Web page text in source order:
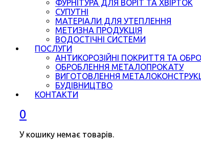
ФУРНІТУРА ДЛЯ ВОРІТ ТА ХВІРТОК
СУПУТНІ
МАТЕРІАЛИ ДЛЯ УТЕПЛЕННЯ
МЕТИЗНА ПРОДУКЦІЯ
ВОДОСТІЧНІ СИСТЕМИ
ПОСЛУГИ
АНТИКОРОЗІЙНІ ПОКРИТТЯ ТА
ОБРОБЛЕННЯ МЕТАЛОПРОКАТУ
ВИГОТОВЛЕННЯ
БУДІВНИЦТВО
КОНТАКТИ
0
У кошику немає товарів.